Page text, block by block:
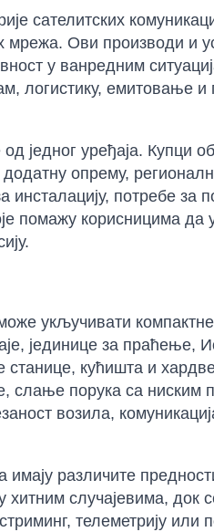
сателитских
мрежа. Ови производи и
у ванредним
логистику, емитовање
једног уређаја. Купци
опрему,
инсталацију, потребе
помажу корисницима да
укључивати
јединице за праћење,
кућишта и
слање порука са ниским
возила,
различите
случајевима, док
телеметрију или